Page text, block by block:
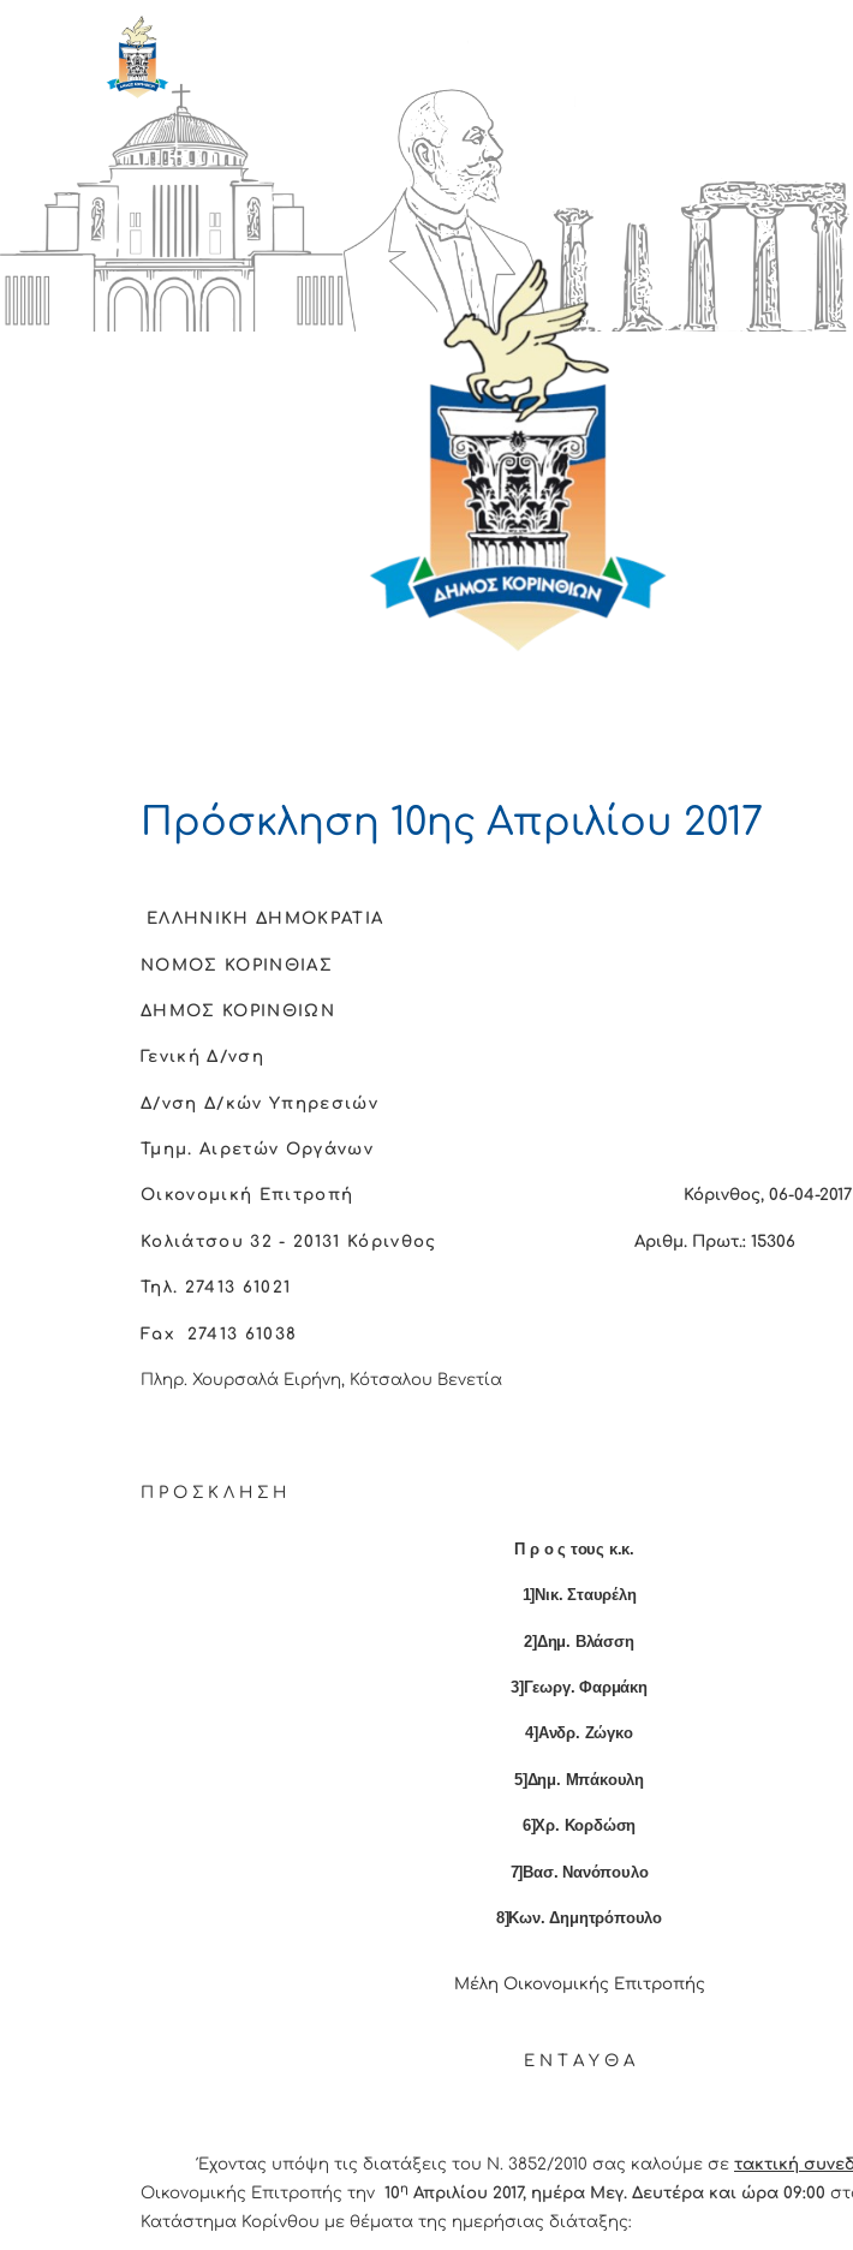
Πρόσκληση 10ης Απριλίου 2017
ΕΛΛΗΝΙΚΗ ΔΗΜΟΚΡΑΤΙΑ
ΝΟΜΟΣ ΚΟΡΙΝΘΙΑΣ
ΔΗΜΟΣ ΚΟΡΙΝΘΙΩΝ
Γενική Δ/νση
Δ/νση Δ/κών Υπηρεσιών
Τμημ. Αιρετών Οργάνων
Οικονομική Επιτροπή Κόρινθος,06-04-2017
Κολιάτσου 32 - 20131 Κόρινθος Αριθμ. Πρωτ.: 15306
Τηλ. 27413 61021
Fax 27413 61038
Πληρ. Χουρσαλά Ειρήνη, Κότσαλου Βενετία
Π Ρ Ο Σ Κ Λ Η Σ Η
Π ρ ο ς τους κ.κ.
1]Νικ. Σταυρέλη
2]Δημ. Βλάσση
3]Γεωργ. Φαρμάκη
4]Ανδρ. Ζώγκο
5]Δημ. Μπάκουλη
6]Χρ. Κορδώση
7]Βασ. Νανόπουλο
8]Κων. Δημητρόπουλο
Μέλη Οικονομικής Επιτροπής
Ε Ν Τ Α Υ Θ Α
Έχοντας υπόψη τις διατάξεις του Ν. 3852/2010 σας καλούμε σε τακτική
Οικονομικής Επιτροπής την 10η Απριλίου 2017, ημέρα Μεγ. Δευτέρα και ώρα 09:00
Κατάστημα Κορίνθου με θέματα της ημερήσιας διάταξης: